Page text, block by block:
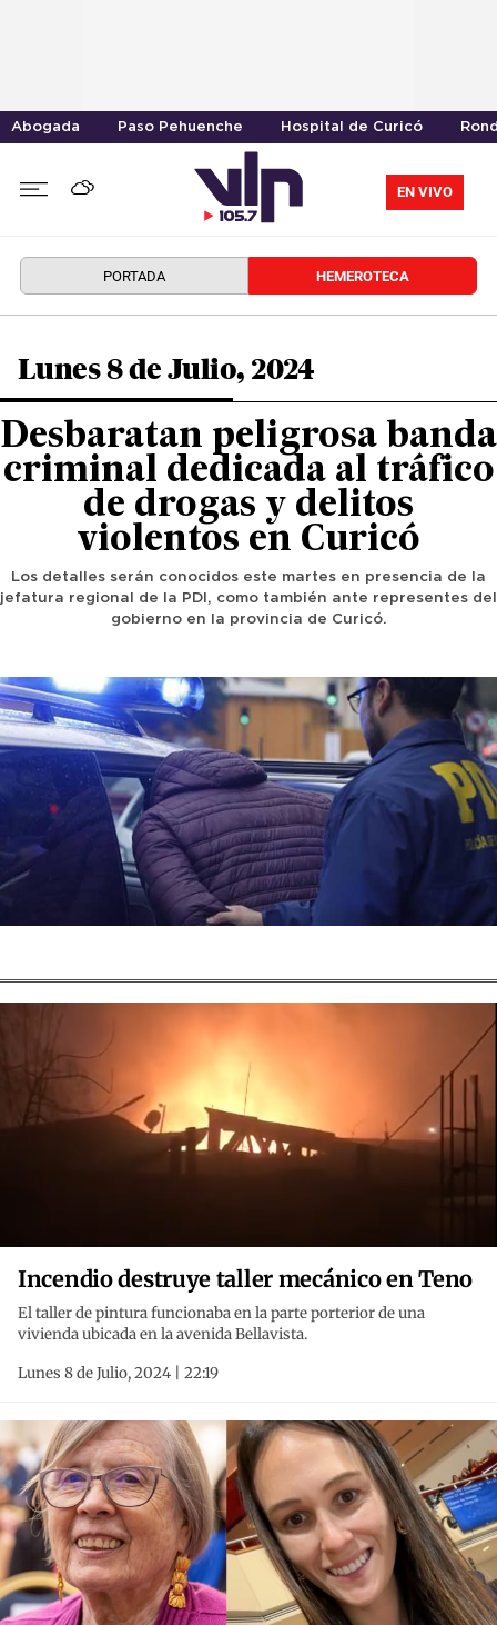
Abogada Paso Pehuenche Hospital de Curicó
EN VIVO
PORTADA HEMEROTECA
Lunes 8 de Julio, 2024
Desbaratan peligrosa banda
criminal dedicada al tráfico
de drogas y delitos
violentos en Curicó
Los detalles serán conocidos este martes en presencia de la
jefatura regional de la PDI, como también ante representes del
gobierno en la provincia de Curicó.
Incendio destruye taller mecánico en Teno
El taller de pintura funcionaba en la parte porterior de una
vivienda ubicada en la avenida Bellavista.
Lunes 8 de Julio, 2024 | 22:19